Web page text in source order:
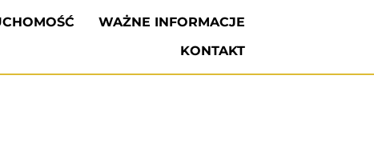
WAŻNE INFORMACJE
KONTAKT